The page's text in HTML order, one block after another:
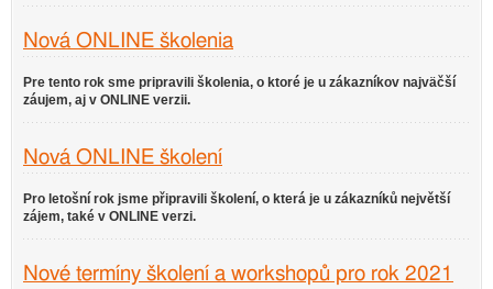
Nová ONLINE školenia
Pre tento rok sme pripravili školenia, o ktoré je u zákazníkov najväčší
záujem, aj v ONLINE verzii.
Nová ONLINE školení
Pro letošní rok jsme připravili školení, o která je u zákazníků největší
zájem, také v ONLINE verzi.
Nové termíny školení a workshopů pro rok 2021